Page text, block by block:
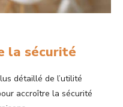
la sécurité
détaillé de l’utilité
accroître la sécurité